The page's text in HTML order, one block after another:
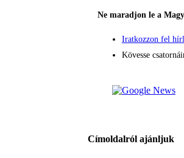
Ne maradjon le a
Iratkozzon fel
Kövesse
Címoldalról ajánljuk